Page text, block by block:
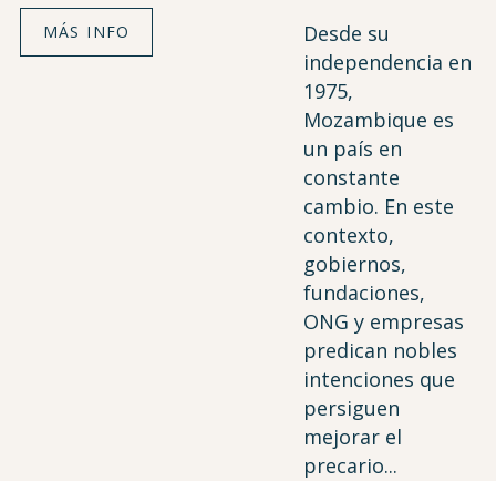
MÁS INFO
Desde su
independencia en
1975,
Mozambique es
un país en
constante
cambio. En este
contexto,
gobiernos,
fundaciones,
ONG y empresas
predican nobles
intenciones que
persiguen
mejorar el
precario...